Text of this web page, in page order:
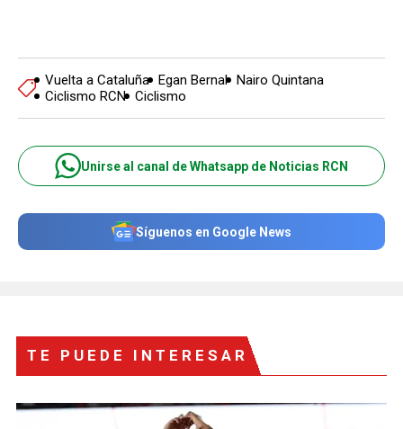
Vuelta a Cataluña Egan Bernal Nairo Quintana
Ciclismo RCN Ciclismo
Unirse al canal de Whatsapp de Noticias RCN
Síguenos en Google News
TE PUEDE INTERESAR